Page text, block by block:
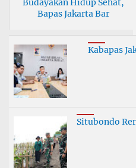
Budayakan Hidup Sehat,
Bapas Jakarta Bar
Kabapas
Situbondo